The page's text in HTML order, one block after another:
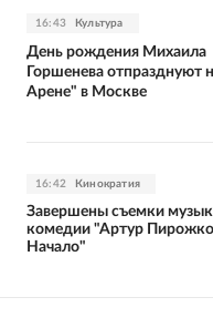
16:43 Культура
День рождения Михаила
Горшенева отпразднуют
Арене" в Москве
16:42 Кинократия
Завершены съемки
комедии "Артур
Начало"